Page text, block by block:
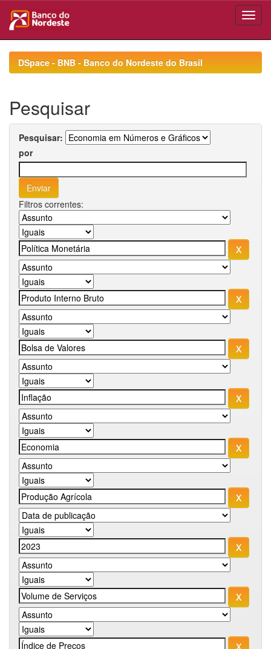
navigationDSpace - BNB - Banco do Nordeste do Brasil
Pesquisar
Pesquisar:
por
Filtros correntes: